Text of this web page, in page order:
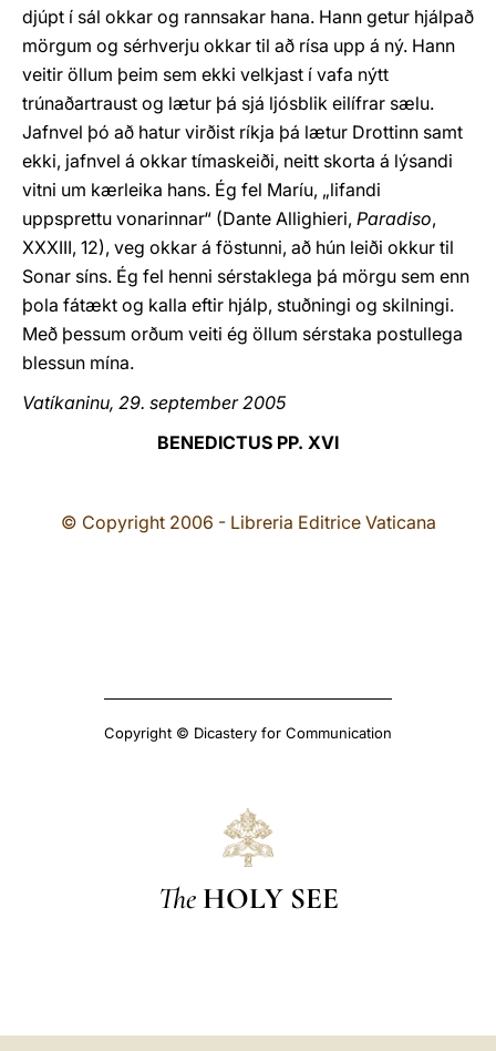
djúpt í sál okkar og rannsakar hana. Hann getur hjálpað
mörgum og sérhverju okkar til að rísa upp á ný. Hann
veitir öllum þeim sem ekki velkjast í vafa nýtt
trúnaðartraust og lætur þá sjá ljósblik eilífrar sælu.
Jafnvel þó að hatur virðist ríkja þá lætur Drottinn samt
ekki, jafnvel á okkar tímaskeiði, neitt skorta á lýsandi
vitni um kærleika hans. Ég fel Maríu, „lifandi
uppsprettu vonarinnar“ (Dante Allighieri, Paradiso,
XXXIII, 12), veg okkar á föstunni, að hún leiði okkur til
Sonar síns. Ég fel henni sérstaklega þá mörgu sem enn
þola fátækt og kalla eftir hjálp, stuðningi og skilningi.
Með þessum orðum veiti ég öllum sérstaka postullega
blessun mína.
Vatíkaninu, 29. september 2005
BENEDICTUS PP. XVI
© Copyright 2006 - Libreria Editrice Vaticana
Copyright © Dicastery for Communication
The HOLY SEE